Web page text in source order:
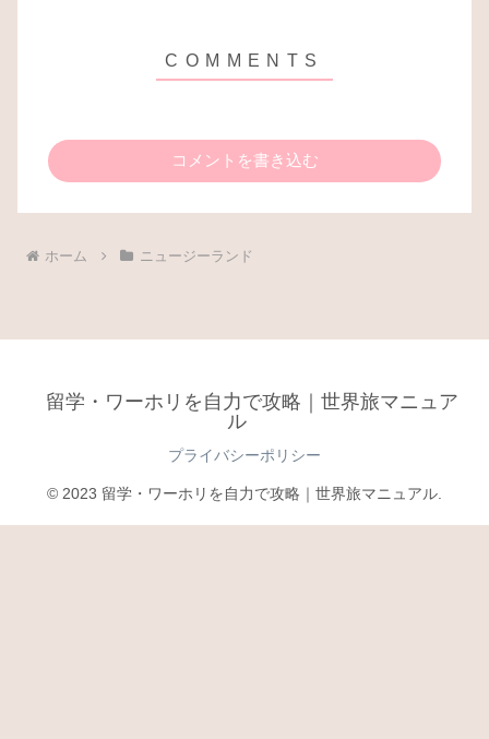
コメントを書き込む
ホーム ニュージーランド
留学・ワーホリを自力で攻略｜世界旅マニュア
ル
プライバシーポリシー
© 2023 留学・ワーホリを自力で攻略｜世界旅マニュアル.